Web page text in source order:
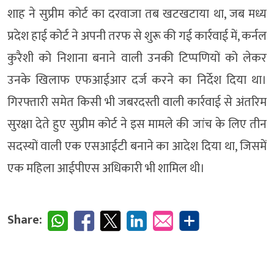
शाह ने सुप्रीम कोर्ट का दरवाजा तब खटखटाया था, जब मध्य
प्रदेश हाई कोर्ट ने अपनी तरफ से शुरू की गई कार्रवाई में, कर्नल
कुरैशी को निशाना बनाने वाली उनकी टिप्पणियों को लेकर
उनके खिलाफ एफआईआर दर्ज करने का निर्देश दिया था।
गिरफ्तारी समेत किसी भी जबरदस्ती वाली कार्रवाई से अंतरिम
सुरक्षा देते हुए सुप्रीम कोर्ट ने इस मामले की जांच के लिए तीन
सदस्यों वाली एक एसआईटी बनाने का आदेश दिया था, जिसमें
एक महिला आईपीएस अधिकारी भी शामिल थी।
Share: